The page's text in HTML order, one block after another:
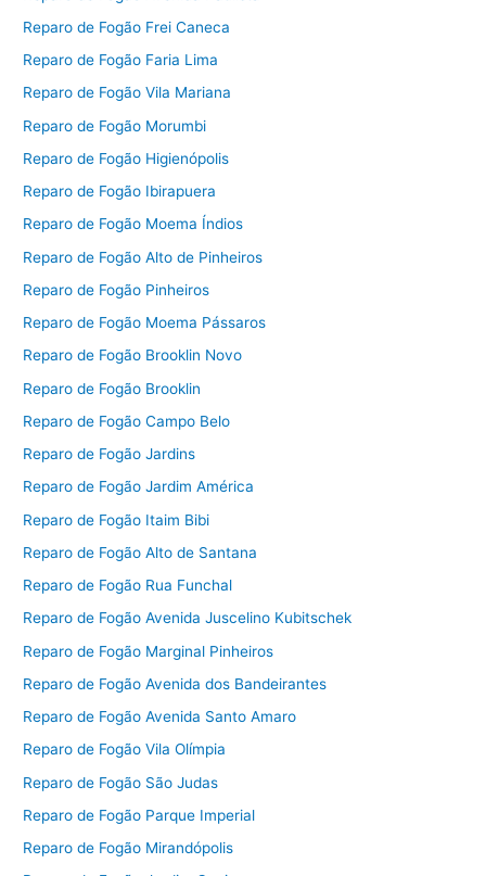
Reparo de Fogão Frei Caneca
Reparo de Fogão Faria Lima
Reparo de Fogão Vila Mariana
Reparo de Fogão Morumbi
Reparo de Fogão Higienópolis
Reparo de Fogão Ibirapuera
Reparo de Fogão Moema Índios
Reparo de Fogão Alto de Pinheiros
Reparo de Fogão Pinheiros
Reparo de Fogão Moema Pássaros
Reparo de Fogão Brooklin Novo
Reparo de Fogão Brooklin
Reparo de Fogão Campo Belo
Reparo de Fogão Jardins
Reparo de Fogão Jardim América
Reparo de Fogão Itaim Bibi
Reparo de Fogão Alto de Santana
Reparo de Fogão Rua Funchal
Reparo de Fogão Avenida Juscelino Kubitschek
Reparo de Fogão Marginal Pinheiros
Reparo de Fogão Avenida dos Bandeirantes
Reparo de Fogão Avenida Santo Amaro
Reparo de Fogão Vila Olímpia
Reparo de Fogão São Judas
Reparo de Fogão Parque Imperial
Reparo de Fogão Mirandópolis